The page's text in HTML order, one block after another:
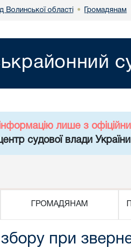
Волинської області • Громадянам
лише з
судової влади
ГРОМАДЯНАМ
при